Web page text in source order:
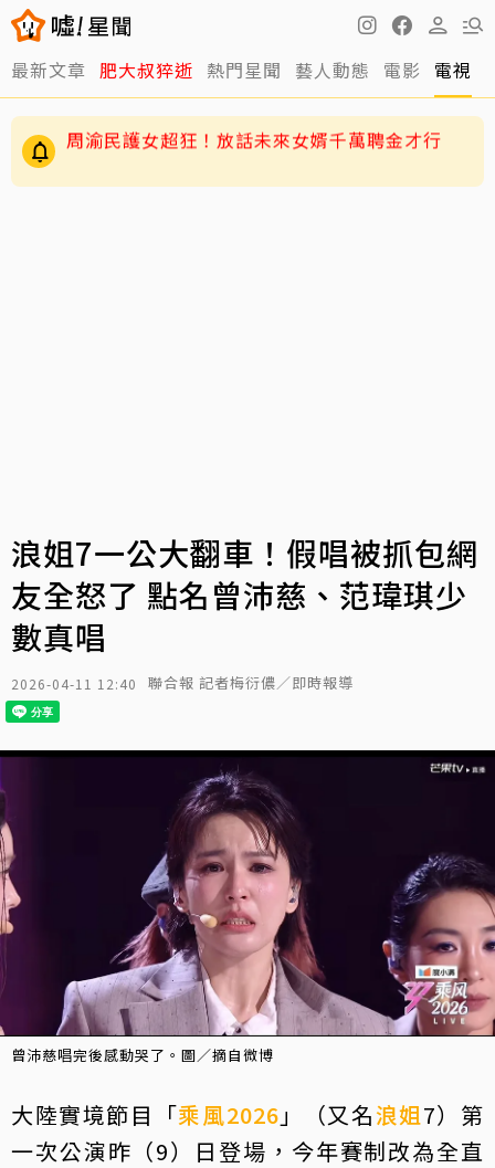
最新文章 肥大叔猝逝 熱門星聞 藝人動態 電影 電視
王凱靈堂曝光！白衣遺照+黑色郵筒 媽媽缺席原
浪姐7一公大翻車！假唱被抓包網
友全怒了 點名曾沛慈、范瑋琪少
數真唱
2026-04-11 12:40 聯合報 記者梅衍儂／即時報導
曾沛慈唱完後感動哭了。圖／摘自微博
大陸實境節目「乘風2026 」（又名浪姐7）第
一次公演昨（9）日登場，今年賽制改為全直